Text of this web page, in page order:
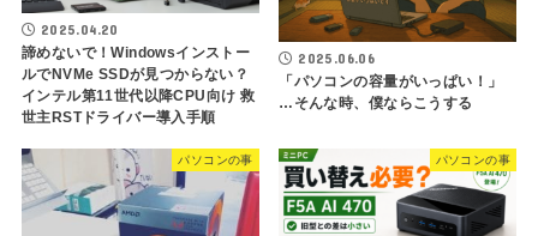
2025.04.20
諦めないで！Windowsインストー
ルでNVMe SSDが見つからない？
インテル第11世代以降CPU向け 救
世主RSTドライバー導入手順
2025.06.06
「パソコンの容量がいっぱい！」
…そんな時、僕ならこうする
パソコンの事 パソコンの事